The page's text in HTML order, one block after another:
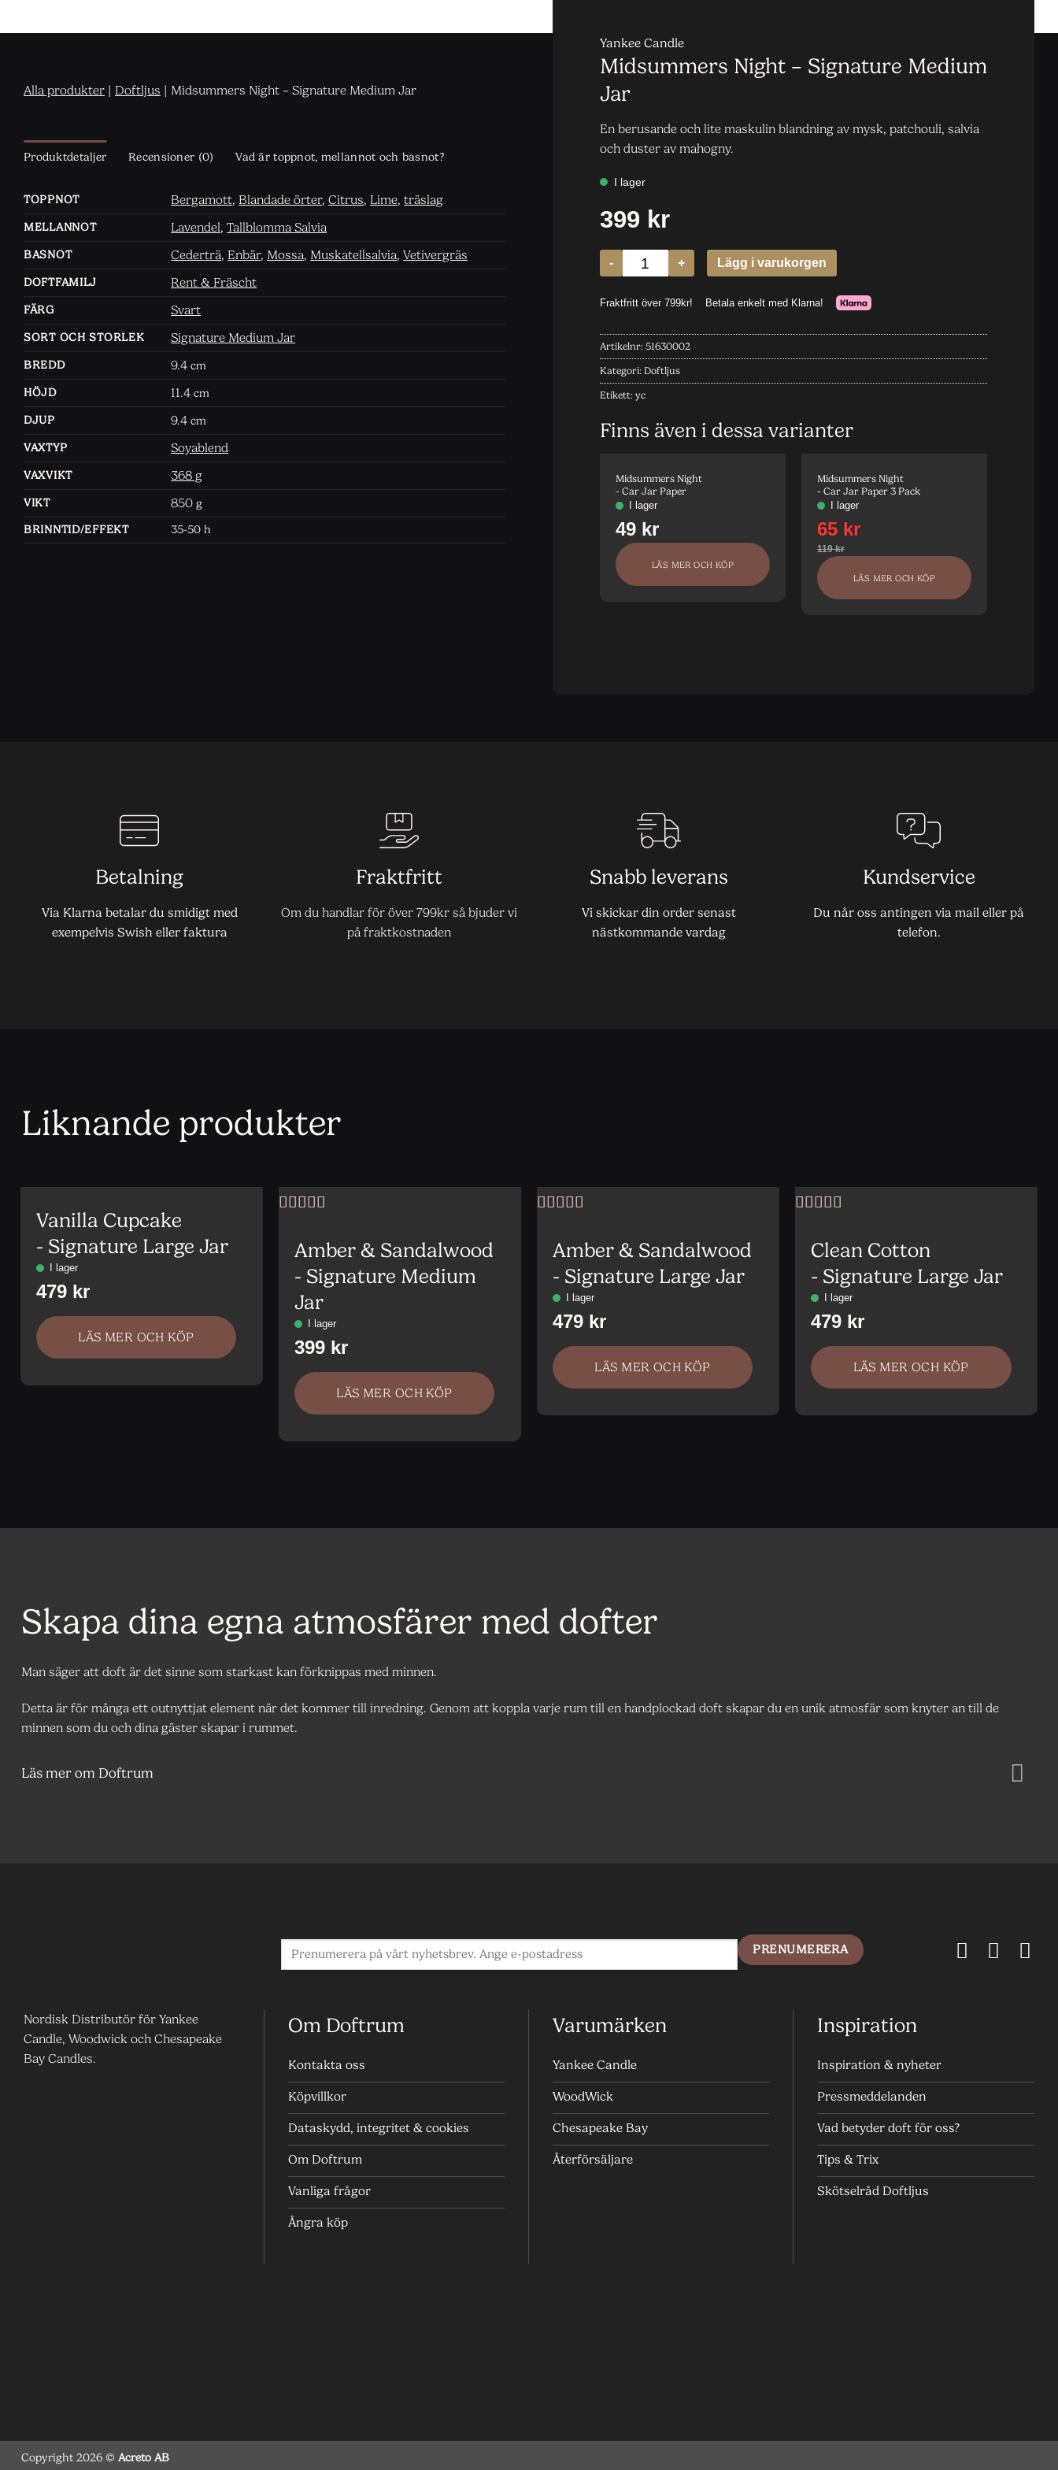
Alla produkter | Doftljus | Midsummers Night – Signature Medium Jar
Produktdetaljer Recensioner (0) Vad är toppnot, mellannot och basnot?
TOPPNOT Bergamott, Blandade örter,Citrus, Lime,träslag
MELLANNOT Lavendel,Tallblomma Salvia
BASNOT Cederträ, Enbär, Mossa, Muskatellsalvia,Vetivergräs
DOFTFAMILJ Rent & Fräscht
FÄRG Svart
SORT OCH STORLEK Signature Medium Jar
BREDD 9.4 cm
HÖJD
11.4 cm
DJUP
9.4 cm
VAXTYP
Soyablend
VAXVIKT 368 g
VIKT 850 g
BRINNTID/EFFEKT
35-50 h
Yankee Candle
Midsummers Night – Signature Medium
Jar
En berusande och lite maskulin blandning av mysk, patchouli, salvia
och duster av mahogny.
Artikelnr: 51630002
Kategori: Doftljus
Etikett: yc
Finns även i dessa varianter
Midsummers Night
- Car Jar Paper
LÄS MER OCH KÖP
Midsummers Night
- Car Jar Paper 3 Pack
LÄS MER OCH KÖP
Betalning
Via Klarna betalar du smidigt med
exempelvis Swish eller faktura
Fraktfritt
Om du handlar för över 799kr så bjuder vi
på fraktkostnaden
Snabb leverans
Vi skickar din order senast
nästkommande vardag
Kundservice
Du når oss antingen via mail eller på
telefon.
Liknande produkter
Vanilla Cupcake
- Signature Large Jar
LÄS MER OCH KÖP
av 5Amber & Sandalwood
- Signature Medium
Jar
LÄS MER OCH KÖP
av 5Amber & Sandalwood
- Signature Large Jar
LÄS MER OCH KÖP
av 5Clean Cotton
- Signature Large Jar
LÄS MER OCH KÖP
Skapa dina egna atmosfärer med dofter
Man säger att doft är det sinne som starkast kan förknippas med minnen.
Detta är för många ett outnyttjat element när det kommer till inredning. Genom att koppla varje rum till en handplockad doft skapar du en unik atmosfär som knyter an till de
minnen som du och dina gäster skapar i rummet.
Läs mer om Doftrum
Nordisk Distributör för Yankee
Candle, Woodwick och Chesapeake
Bay Candles.
Om Doftrum
Kontakta oss
Köpvillkor
Dataskydd, integritet & cookies
Om Doftrum
Vanliga frågor
Ångra köp
Varumärken
Yankee Candle
WoodWick
Chesapeake Bay
Återförsäljare
Inspiration
Inspiration & nyheter
Pressmeddelanden
Vad betyder doft för oss?
Tips & Trix
Skötselråd Doftljus
Copyright 2026 © Acreto AB